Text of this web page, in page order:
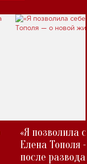
«Я позволила
Елена Тополя
после развода